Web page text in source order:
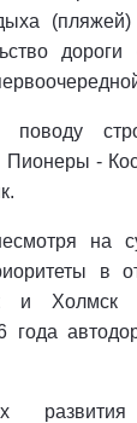
Пионеры -
на
в
и Холмск
года